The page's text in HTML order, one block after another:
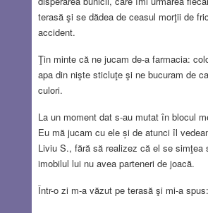
terasă şi se dădea de ceasul morţii de
accident.
Ţin minte că ne jucam de-a farmacia:
apa din nişte sticluţe şi ne bucuram de
culori.
La un moment dat s-au mutat în blocul
Eu mă jucam cu ele și de atunci îl
Liviu S., fără să realizez că el se simţea
imobilul lui nu avea parteneri de joacă.
Într-o zi m-a văzut pe terasă şi mi-a spus: